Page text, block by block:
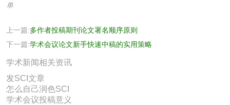
单
上一篇:多作者投稿期刊论文署名顺序原则
下一篇:学术会议论文新手快速中稿的实用策略
学术新闻相关资讯
发SCI文章
怎么自己润色SCI
学术会议投稿意义